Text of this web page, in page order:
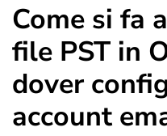
Come si fa
file PST in
dover
account